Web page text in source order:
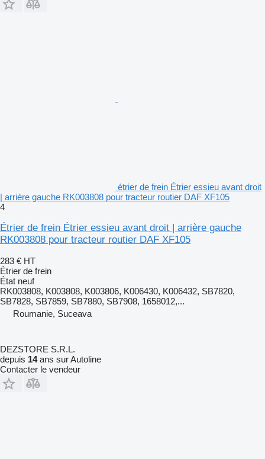
étrier de frein Étrier essieu avant droit
| arrière gauche RK003808 pour tracteur routier DAF XF105
4
Étrier de frein Étrier essieu avant droit | arrière gauche
RK003808 pour tracteur routier DAF XF105
283 € HT
Étrier de frein
État neuf
RK003808, K003808, K003806, K006430, K006432, SB7820,
SB7828, SB7859, SB7880, SB7908, 1658012,...
Roumanie, Suceava
DEZSTORE S.R.L.
depuis 14ans sur Autoline
Contacter le vendeur